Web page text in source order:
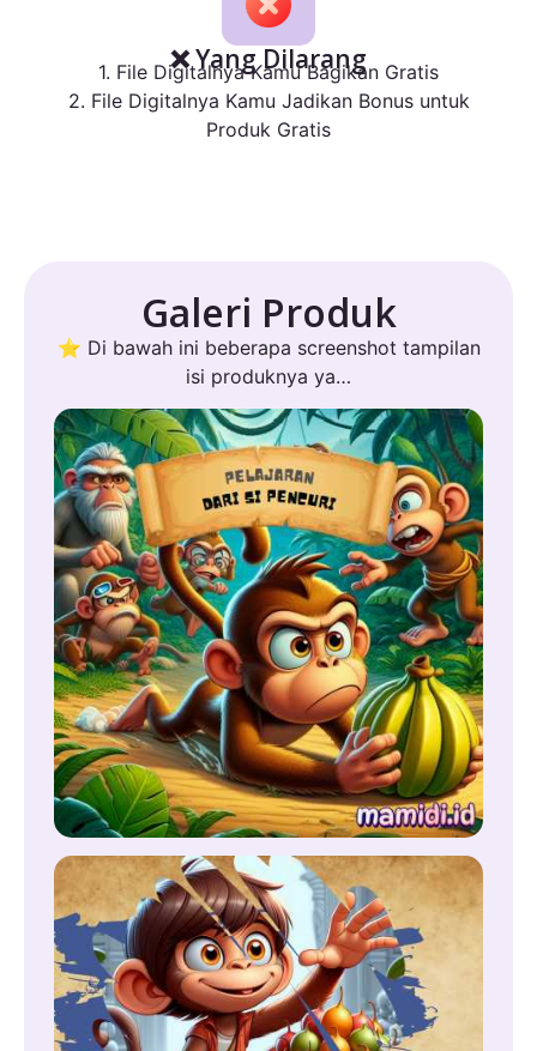
❌ Yang Dilarang
1. File Digitalnya Kamu Bagikan Gratis
2. File Digitalnya Kamu Jadikan Bonus untuk
Produk Gratis
Galeri Produk
⭐ Di bawah ini beberapa screenshot tampilan
isi produknya ya…